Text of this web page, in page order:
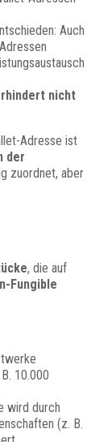
Auch
nicht
Adresse ist
der
zuordnet, aber
, die auf
Fungible
10.000
wird durch
(z. B.